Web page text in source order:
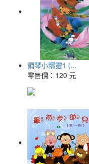
鋼琴小精靈1 (...
零售價： 120 元